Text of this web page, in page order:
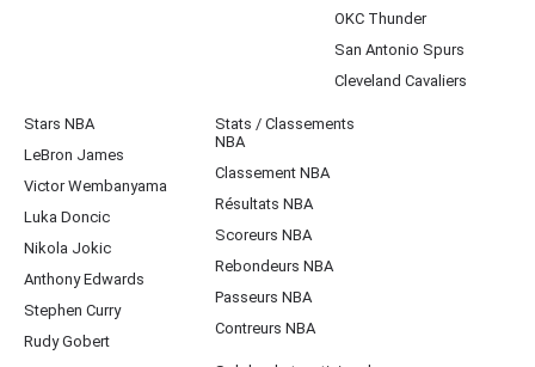
OKC Thunder
San Antonio Spurs
Cleveland Cavaliers
Stars NBA
LeBron James
Victor Wembanyama
Luka Doncic
Nikola Jokic
Anthony Edwards
Stephen Curry
Rudy Gobert
Stats / Classements
NBA
Classement NBA
Résultats NBA
Scoreurs NBA
Rebondeurs NBA
Passeurs NBA
Contreurs NBA